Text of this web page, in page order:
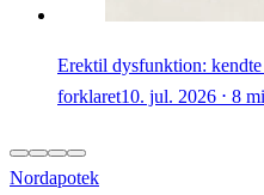
Erektil dysfunktion:
forklaret10. jul. 2026 ⋅ 8
Nordapotek